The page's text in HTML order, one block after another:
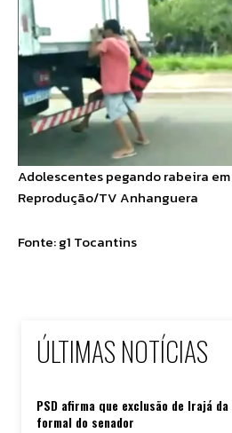
Adolescentes pegando rabeira
Reprodução/TV Anhanguera
Fonte: g1 Tocantins
ÚLTIMAS NOTÍCIAS
PSD afirma que exclusão de Irajá
formal do senador